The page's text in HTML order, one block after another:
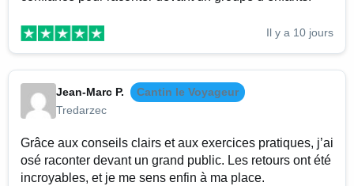
Il y a 10 jours
Jean-Marc P.
Cantin le Voyageur
Tredarzec
Grâce aux conseils clairs et aux exercices pratiques, j’ai
osé raconter devant un grand public. Les retours ont été
incroyables, et je me sens enfin à ma place.